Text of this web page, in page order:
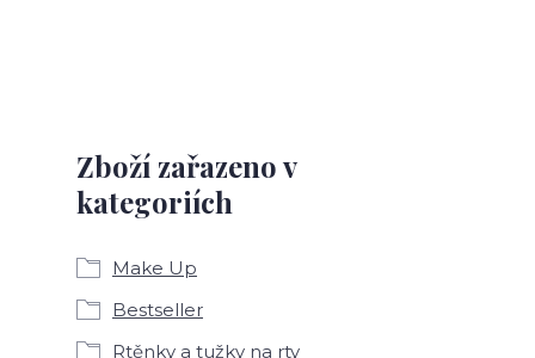
Zboží zařazeno v
kategoriích
Make Up
Bestseller
Rtěnky a tužky na rty